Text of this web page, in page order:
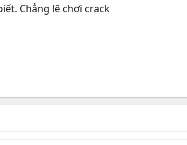
Chẳng lẽ chơi crack